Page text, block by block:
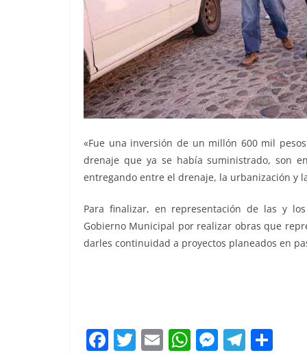
«Fue una inversión de un millón 600 mil
drenaje que ya se había suministrado, son
entregando entre el drenaje, la urbanización y
Para finalizar, en representación de las y
Gobierno Municipal por realizar obras que
darles continuidad a proyectos planeados en
F T E W M T